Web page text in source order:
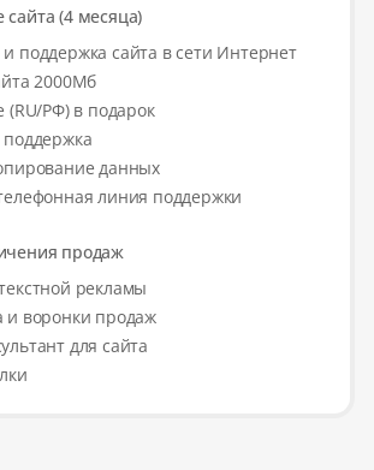
(4 месяца)
поддержка сайта в сети Интернет
2000Мб
(RU/РФ) в подарок
поддержка
данных
линия поддержки
продаж
рекламы
и воронки продаж
для сайта